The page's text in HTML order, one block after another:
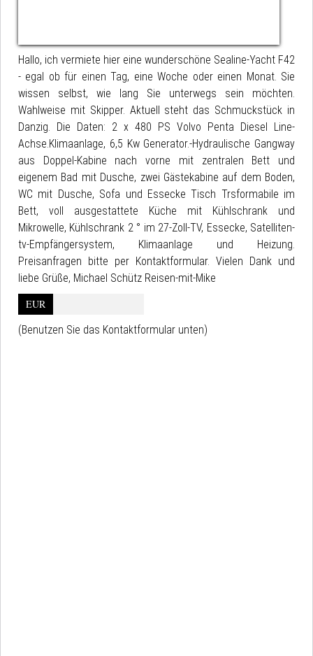
Hallo, ich vermiete hier eine wunderschöne Sealine-Yacht F42
- egal ob für einen Tag, eine Woche oder einen Monat. Sie
wissen selbst, wie lang Sie unterwegs sein möchten.
Wahlweise mit Skipper. Aktuell steht das Schmuckstück in
Danzig. Die Daten: 2 x 480 PS Volvo Penta Diesel Line-
Achse.Klimaanlage, 6,5 Kw Generator.-Hydraulische Gangway
aus Doppel-Kabine nach vorne mit zentralen Bett und
eigenem Bad mit Dusche, zwei Gästekabine auf dem Boden,
WC mit Dusche, Sofa und Essecke Tisch Trsformabile im
Bett, voll ausgestattete Küche mit Kühlschrank und
Mikrowelle, Kühlschrank 2 ° im 27-Zoll-TV, Essecke, Satelliten-
tv-Empfängersystem, Klimaanlage und Heizung.
Preisanfragen bitte per Kontaktformular. Vielen Dank und
liebe Grüße, Michael Schütz Reisen-mit-Mike
EUR
(Benutzen Sie das Kontaktformular unten)